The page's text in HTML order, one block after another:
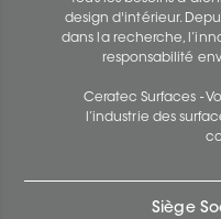
design d'intérieur.
dans la recherche,
responsabilité
Ceratec Surfaces -
l’industrie des
Siège